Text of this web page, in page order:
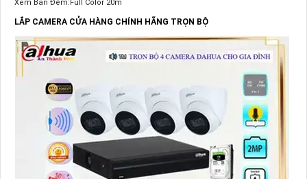
Xem Ban Đêm:Full Color 20m
LẮP CAMERA CỬA HÀNG CHÍNH HÃNG TRỌN BỘ